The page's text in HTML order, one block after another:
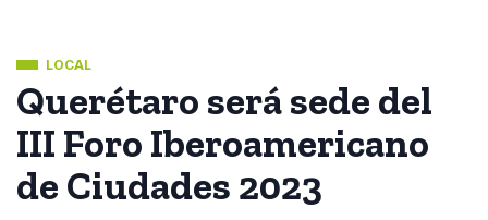
LOCAL
Querétaro será sede del
III Foro Iberoamericano
de Ciudades 2023